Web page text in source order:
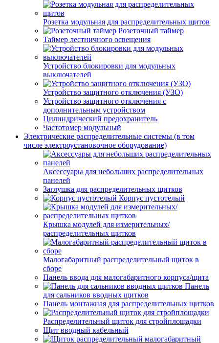
Розетка модульная для распределительных щитов
Розеточный таймер
Таймер лестничного освещения
Устройство блокировки для модульных
выключателей
Устройство защитного отключения (УЗО)
Устройство защитного отключения с
дополнительным устройством
Цилиндрический предохранитель
Частотомер модульный
Электрические распределительные системы (в том
числе электроустановочное оборудование)
Аксессуары для небольших распределительных
панелей
Заглушка для распределительных щитков
Корпус пустотелый
Крышка модулей для измерительных/
распределительных щитков
Малогабаритный распределительный щиток в
сборе
Панель ввода для малогабаритного корпуса/щита
Панель
для сальников вводных щитков
Панель монтажная для распределительных щитков
Распределительный щиток для стройплощадки
Щит вводный кабельный